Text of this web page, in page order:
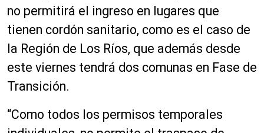
no permitirá el ingreso en lugares que
tienen cordón sanitario, como es el caso de
la Región de Los Ríos, que además desde
este viernes tendrá dos comunas en Fase de
Transición.
“Como todos los permisos temporales